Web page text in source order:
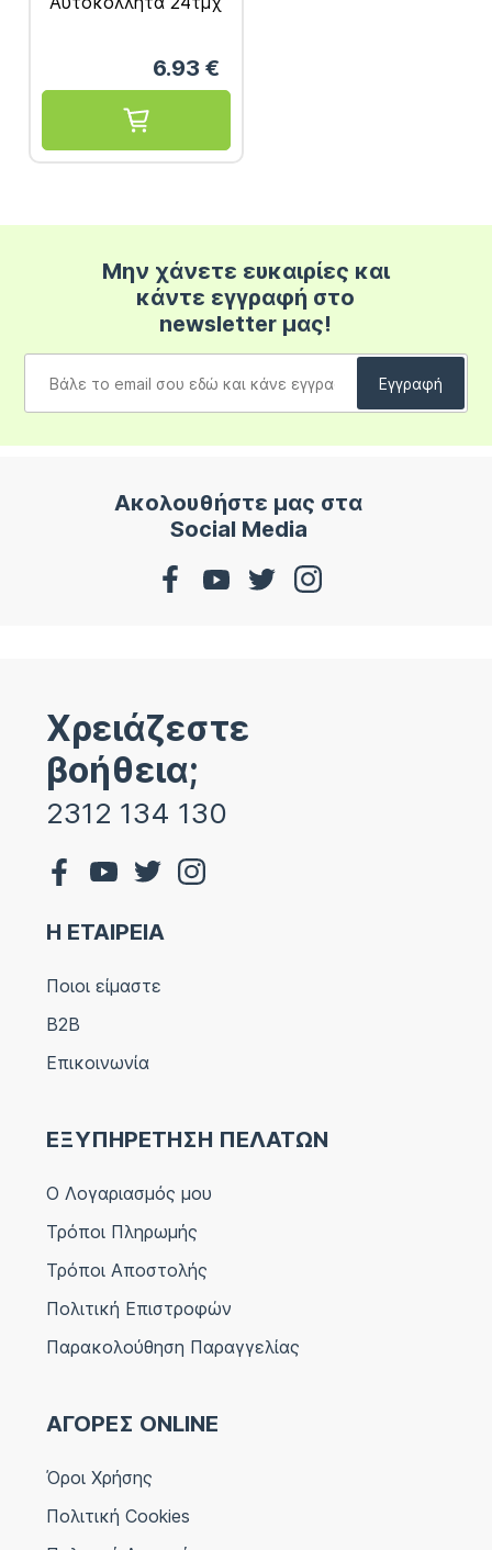
6.93 €
Μην χάνετε ευκαιρίες και
κάντε εγγραφή στο
newsletter μας!
Ακολουθήστε μας στα
Social Media
Χρειάζεστε
βοήθεια;
2312 134 130
Η ΕΤΑΙΡΕΙΑ
Ποιοι είμαστε
B2B
Επικοινωνία
ΕΞΥΠΗΡΕΤΗΣΗ ΠΕΛΑΤΩΝ
Ο Λογαριασμός μου
Τρόποι Πληρωμής
Τρόποι Αποστολής
Πολιτική Επιστροφών
Παρακολούθηση Παραγγελίας
ΑΓΟΡΕΣ ONLINE
Όροι Χρήσης
Πολιτική Cookies